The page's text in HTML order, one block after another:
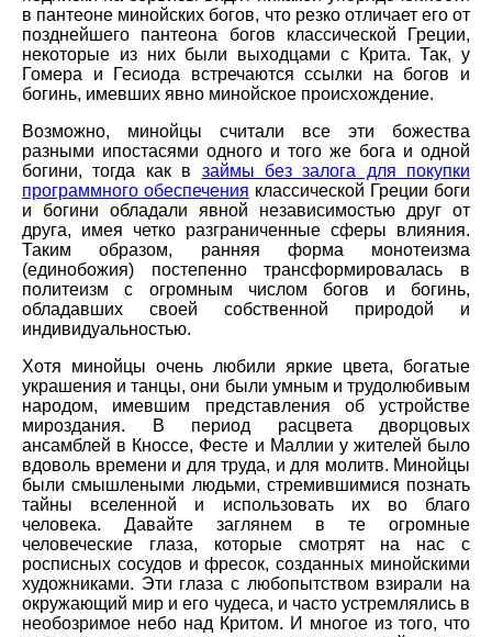
в пантеоне минойских богов, что резко отличает его от
позднейшего пантеона богов классической Греции,
некоторые из них были выходцами с Крита. Так, у
Гомера и Гесиода встречаются ссылки на богов и
богинь, имевших явно минойское происхождение.
Возможно, минойцы считали все эти божества
разными ипостасями одного и того же бога и одной
богини, тогда как в займы без залога для покупки
программного обеспечения классической Греции боги
и богини обладали явной независимостью друг от
друга, имея четко разграниченные сферы влияния.
Таким образом, ранняя форма монотеизма
(единобожия) постепенно трансформировалась в
политеизм с огромным числом богов и богинь,
обладавших своей собственной природой и
индивидуальностью.
Хотя минойцы очень любили яркие цвета, богатые
украшения и танцы, они были умным и трудолюбивым
народом, имевшим представления об устройстве
мироздания. В период расцвета дворцовых
ансамблей в Кноссе, Фесте и Маллии у жителей было
вдоволь времени и для труда, и для молитв. Минойцы
были смышлеными людьми, стремившимися познать
тайны вселенной и использовать их во благо
человека. Давайте заглянем в те огромные
человеческие глаза, которые смотрят на нас с
росписных сосудов и фресок, созданных минойскими
художниками. Эти глаза с любопытством взирали на
окружающий мир и его чудеса, и часто устремлялись в
необозримое небо над Критом. И многое из того, что